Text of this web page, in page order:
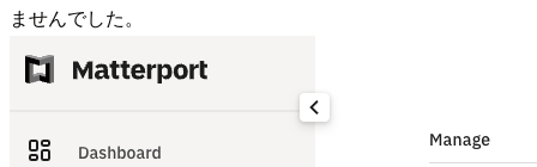
ませんでした。